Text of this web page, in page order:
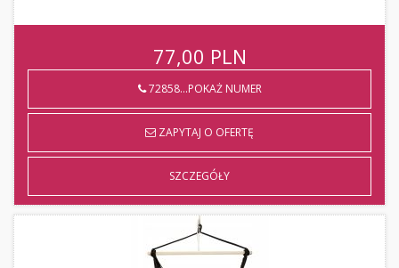
77,00 PLN
72858...POKAŻ NUMER
ZAPYTAJ O OFERTĘ
SZCZEGÓŁY